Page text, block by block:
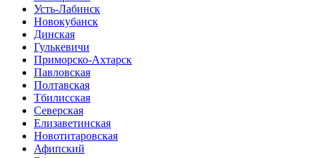
Усть-Лабинск
Новокубанск
Динская
Гулькевичи
Приморско-Ахтарск
Павловская
Полтавская
Тбилисская
Северская
Елизаветинская
Новотитаровская
Афипский